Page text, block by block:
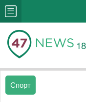
Спорт